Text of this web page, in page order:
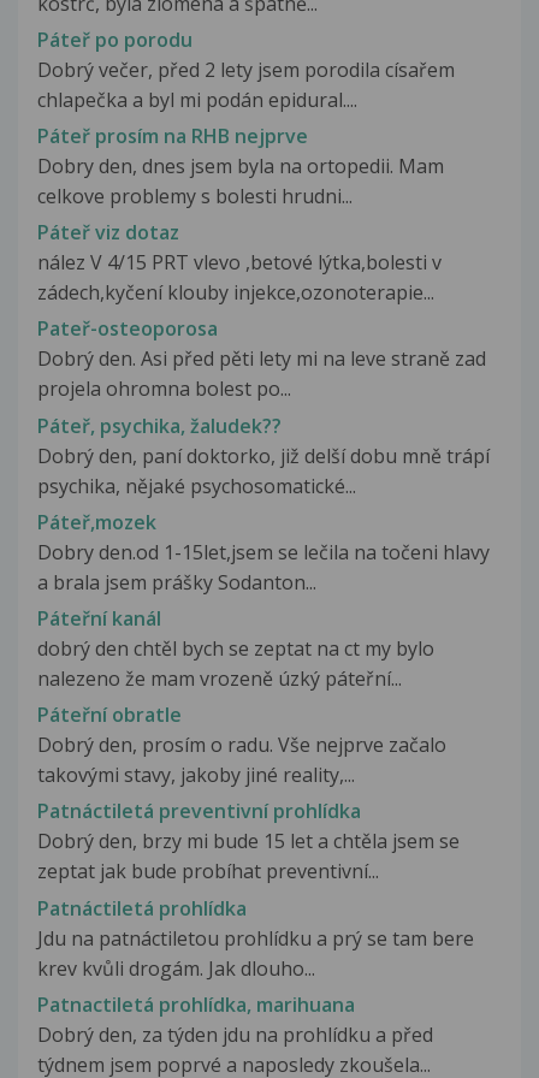
Páteř po porodu
Dobrý večer, před 2 lety jsem porodila císařem
chlapečka a byl mi podán epidural....
Páteř prosím na RHB nejprve
Dobry den, dnes jsem byla na ortopedii. Mam
celkove problemy s bolesti hrudni...
Páteř viz dotaz
nález V 4/15 PRT vlevo ,betové lýtka,bolesti v
zádech,kyčení klouby injekce,ozonoterapie...
Pateř-osteoporosa
Dobrý den. Asi před pěti lety mi na leve straně zad
projela ohromna bolest po...
Páteř, psychika, žaludek??
Dobrý den, paní doktorko, již delší dobu mně trápí
psychika, nějaké psychosomatické...
Páteř,mozek
Dobry den.od 1-15let,jsem se lečila na točeni hlavy
a brala jsem prášky Sodanton...
Páteřní kanál
dobrý den chtěl bych se zeptat na ct my bylo
nalezeno že mam vrozeně úzký páteřní...
Páteřní obratle
Dobrý den, prosím o radu. Vše nejprve začalo
takovými stavy, jakoby jiné reality,...
Patnáctiletá preventivní prohlídka
Dobrý den, brzy mi bude 15 let a chtěla jsem se
zeptat jak bude probíhat preventivní...
Patnáctiletá prohlídka
Jdu na patnáctiletou prohlídku a prý se tam bere
krev kvůli drogám. Jak dlouho...
Patnactiletá prohlídka, marihuana
Dobrý den, za týden jdu na prohlídku a před
týdnem jsem poprvé a naposledy zkoušela...